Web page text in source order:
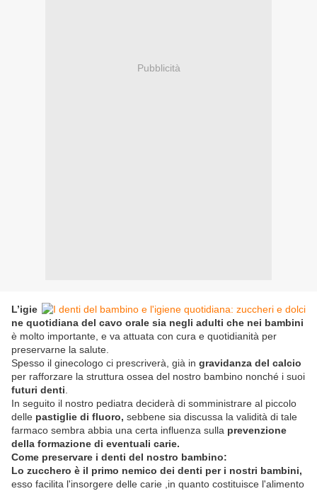
Pubblicità
L’igie
ne quotidiana del cavo orale sia negli adulti che nei bambini
è molto importante, e va attuata con cura e quotidianità per
preservarne la salute.
Spesso il ginecologo ci prescriverà, già in gravidanza del calcio
per rafforzare la struttura ossea del nostro bambino nonché i suoi
futuri denti
In seguito il nostro pediatra deciderà di somministrare al piccolo
delle pastiglie di fluoro, sebbene sia discussa la validità di tale
farmaco sembra abbia una certa influenza sulla prevenzione
della formazione di eventuali carie.
Come preservare i denti del nostro bambino:
Lo zucchero è il primo nemico dei denti per i nostri bambini,
esso facilita l'insorgere delle carie ,in quanto costituisce l'alimento